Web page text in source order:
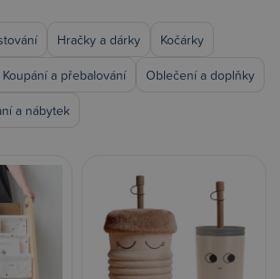
Hračky a dárky Kočárky
Koupání a přebalování Oblečení a doplňky
a nábytek